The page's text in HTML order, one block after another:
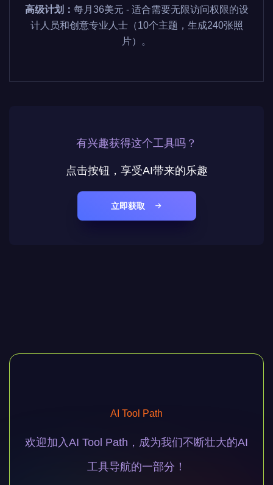
高级计划： 每月36美元 - 适合需要无限访问权限的设
计人员和创意专业人士（10个主题，生成240张照
片）。
有兴趣获得这个工具吗？
点击按钮，享受AI带来的乐趣
立即获取
AI Tool Path
欢迎加入AI Tool Path，成为我们不断壮大的AI
工具导航的一部分！